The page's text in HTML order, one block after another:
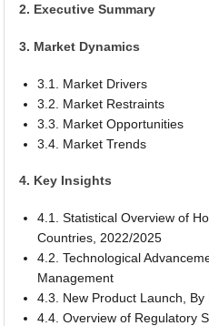
2. Executive Summary
3. Market Dynamics
3.1. Market Drivers
3.2. Market Restraints
3.3. Market Opportunities
3.4. Market Trends
4. Key Insights
4.1. Statistical Overview of
Countries, 2022/2025
4.2. Technological
Management
4.3. New Product Launch, By
4.4. Overview of Regulatory